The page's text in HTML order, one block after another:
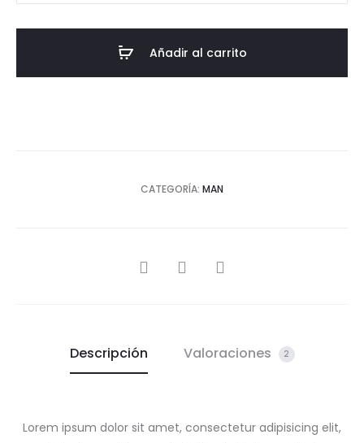
Añadir al carrito
CATEGORÍA: MAN
Descripción Valoraciones 2
Lorem ipsum dolor sit amet, consectetur adipisicing elit,